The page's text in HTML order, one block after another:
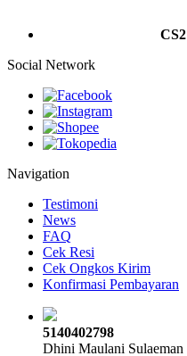
CS2
Social Network
Navigation
Testimoni
News
FAQ
Cek Resi
Cek Ongkos Kirim
Konfirmasi Pembayaran
5140402798
Dhini Maulani Sulaeman